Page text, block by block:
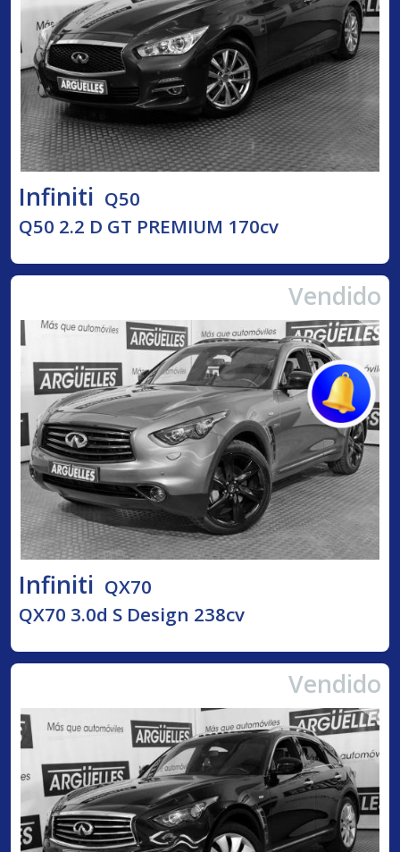
Infiniti Q50
Q50 2.2 D GT PREMIUM 170cv
Vendido
Infiniti QX70
QX70 3.0d S Design 238cv
Vendido